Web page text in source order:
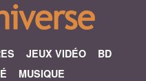
JEUX VIDÉO
BD
MUSIQUE